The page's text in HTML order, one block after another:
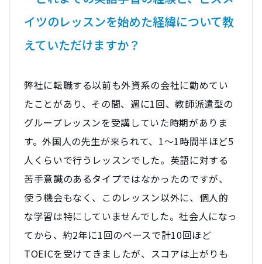
イツのレッスンを始めた経緯について教
えていただけますか？
弊社に転職する以前も外資系の会社に勤めてい
たことがあり、その間、週に1回、教師派遣型の
グループレッスンを受講していた時期がありま
す。外国人の先生が来られて、1～1時間半ほど5
人くらいで行うレッスンでした。英語に対する
苦手意識のあるタイプではなかったのですが、
使う機会もなく、このレッスン以外に、個人的
な学習は特にしていませんでした。社会人になっ
てから、約2年に1回のペースで計10回ほど
TOEICを受けてきましたが、スコアは上がりも